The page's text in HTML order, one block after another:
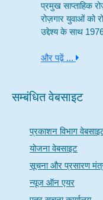
प्रमुख साप्ताहिक
रोज़गार युवाओं को
उद्देश्य के साथ
और पढ़ें ...
सम्बंधित वेबसाइट
प्रकाशन विभाग
योजना वेबसाइट
सूचना और प्रसारण
न्यूज ऑन एयर